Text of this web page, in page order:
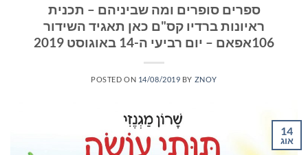
ספרים סופרים ומה שביניהם – תכנית
ראיונות ברדיו קס"ם כאן תאגיד השידור
106אפאם – יום רביעי ה-14 באוגוסט 2019
POSTED ON 14/08/2019 BY ZNOY
14
אוג